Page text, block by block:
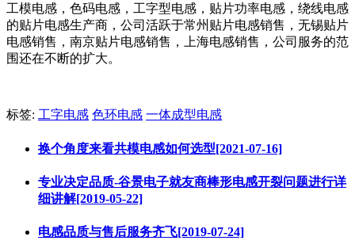
工模电感，色码电感，工字型电感，贴片功率电感，绕线电感
的贴片电感生产商，公司活跃于常州贴片电感销售，无锡贴片
电感销售，南京贴片电感销售，上海电感销售，公司服务的范
围还在不断的扩大。
标签: 工字电感 色环电感 一体成型电感
换个角度来看共模电感如何选型[2021-07-16]
专业决定品质-谷景电子就友商棒形电感开裂问题进行详
细讲解[2019-05-22]
电感品质与售后服务齐飞[2019-07-24]